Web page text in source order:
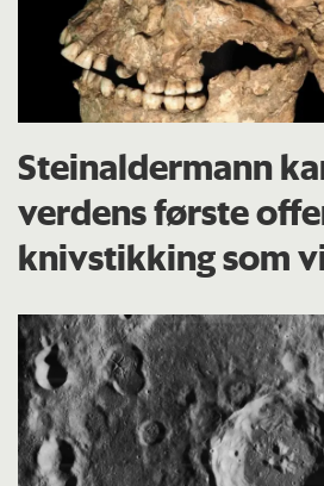
Steinaldermann
verdens første
knivstikking som